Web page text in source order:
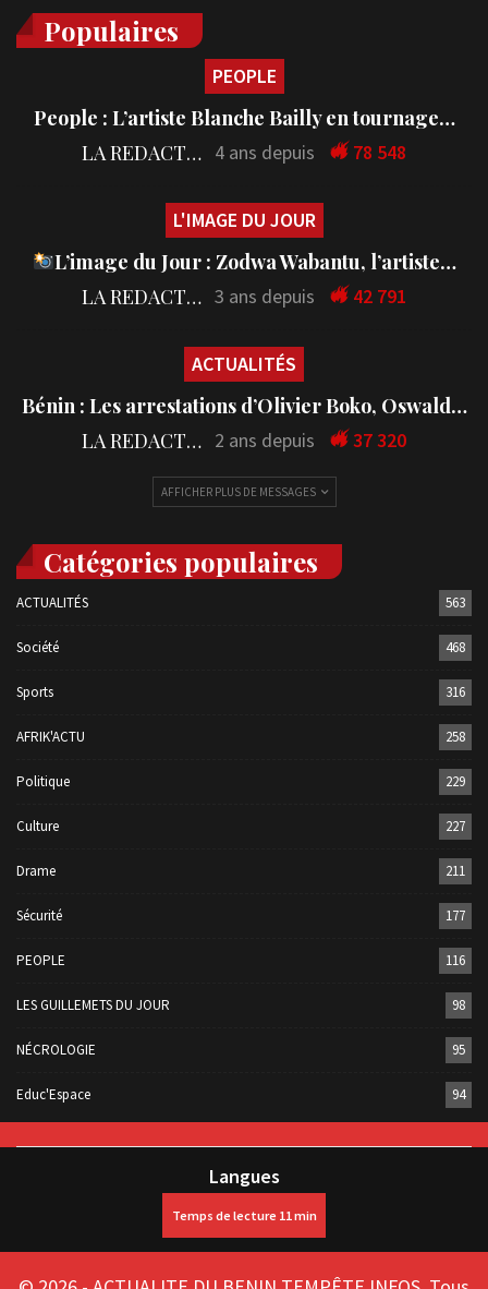
Populaires
PEOPLE
People : L’artiste Blanche Bailly en tournage…
LA REDACTION 4 ans depuis 78 548
L'IMAGE DU JOUR
L’image du Jour : Zodwa Wabantu, l’artiste…
LA REDACTION 3 ans depuis 42 791
ACTUALITÉS
Bénin : Les arrestations d’Olivier Boko, Oswald…
LA REDACTION 2 ans depuis 37 320
AFFICHER PLUS DE MESSAGES
Catégories populaires
ACTUALITÉS 563
Société 468
Sports 316
AFRIK'ACTU 258
Politique 229
Culture 227
Drame 211
Sécurité 177
PEOPLE 116
LES GUILLEMETS DU JOUR 98
NÉCROLOGIE 95
Educ'Espace 94
Langues